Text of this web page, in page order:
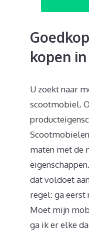
kopen
U zoekt naar
scootmobiel.
maten met de
dat voldoet
regel: ga eerst
Moet mijn
ga ik er elke